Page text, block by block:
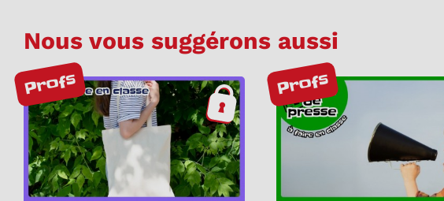
Nous vous suggérons aussi
Profs Profs